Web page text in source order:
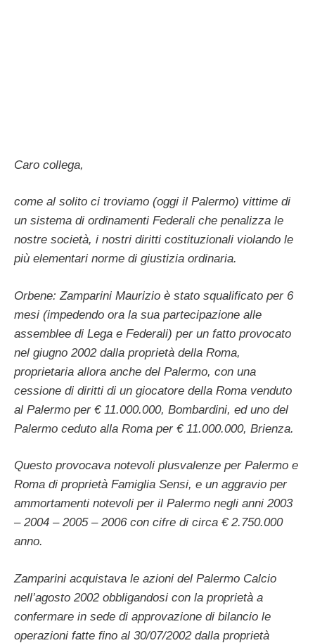
Caro collega,
come al solito ci troviamo (oggi il Palermo) vittime di
un sistema di ordinamenti Federali che penalizza le
nostre società, i nostri diritti costituzionali violando le
più elementari norme di giustizia ordinaria.
Orbene: Zamparini Maurizio è stato squalificato per 6
mesi (impedendo ora la sua partecipazione alle
assemblee di Lega e Federali) per un fatto provocato
nel giugno 2002 dalla proprietà della Roma,
proprietaria allora anche del Palermo, con una
cessione di diritti di un giocatore della Roma venduto
al Palermo per € 11.000.000, Bombardini, ed uno del
Palermo ceduto alla Roma per € 11.000.000, Brienza.
Questo provocava notevoli plusvalenze per Palermo e
Roma di proprietà Famiglia Sensi, e un aggravio per
ammortamenti notevoli per il Palermo negli anni 2003
– 2004 – 2005 – 2006 con cifre di circa € 2.750.000
anno.
Zamparini acquistava le azioni del Palermo Calcio
nell’agosto 2002 obbligandosi con la proprietà a
confermare in sede di approvazione di bilancio le
operazioni fatte fino al 30/07/2002 dalla proprietà